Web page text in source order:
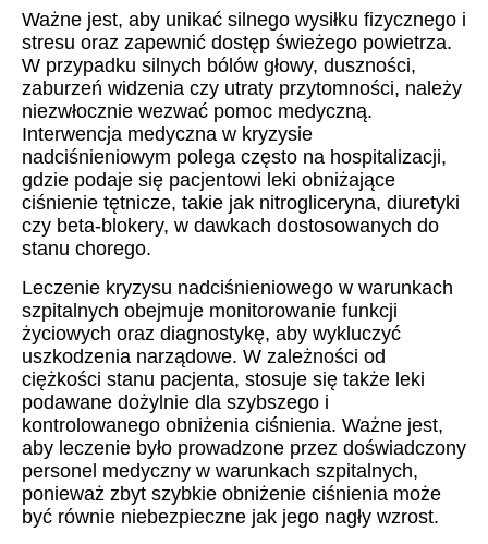
Ważne jest, aby unikać silnego wysiłku fizycznego i
stresu oraz zapewnić dostęp świeżego powietrza.
W przypadku silnych bólów głowy, duszności,
zaburzeń widzenia czy utraty przytomności, należy
niezwłocznie wezwać pomoc medyczną.
Interwencja medyczna w kryzysie
nadciśnieniowym polega często na hospitalizacji,
gdzie podaje się pacjentowi leki obniżające
ciśnienie tętnicze, takie jak nitrogliceryna, diuretyki
czy beta-blokery, w dawkach dostosowanych do
stanu chorego.
Leczenie kryzysu nadciśnieniowego w warunkach
szpitalnych obejmuje monitorowanie funkcji
życiowych oraz diagnostykę, aby wykluczyć
uszkodzenia narządowe. W zależności od
ciężkości stanu pacjenta, stosuje się także leki
podawane dożylnie dla szybszego i
kontrolowanego obniżenia ciśnienia. Ważne jest,
aby leczenie było prowadzone przez doświadczony
personel medyczny w warunkach szpitalnych,
ponieważ zbyt szybkie obniżenie ciśnienia może
być równie niebezpieczne jak jego nagły wzrost.